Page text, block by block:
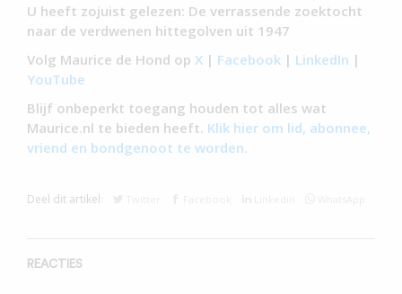
U heeft zojuist gelezen: De verrassende zoektocht
naar de verdwenen hittegolven uit 1947
Volg Maurice de Hond op X | Facebook | LinkedIn |
YouTube
Blijf onbeperkt toegang houden tot alles wat
Maurice.nl te bieden heeft. Klik hier om lid, abonnee,
vriend en bondgenoot te worden.
Deel dit artikel:
REACTIES